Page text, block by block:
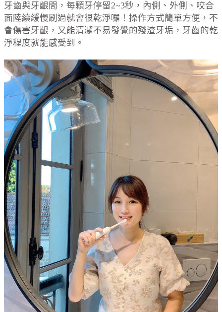
牙齒與牙齦間，每顆牙停留2~3秒，內側、外側、咬合
面陸續緩慢刷過就會很乾淨囉！操作方式簡單方便，不
會傷害牙齦，又能清潔不易發覺的殘渣牙垢，牙齒的乾
淨程度就能感受到。